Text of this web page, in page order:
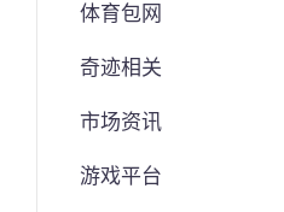
体育包网
奇迹相关
市场资讯
游戏平台